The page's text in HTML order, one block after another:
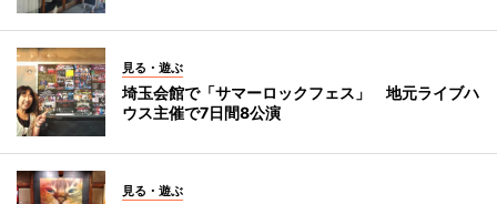
見る・遊ぶ
埼玉会館で「サマーロックフェス」 地元ライブハ
ウス主催で7日間8公演
見る・遊ぶ